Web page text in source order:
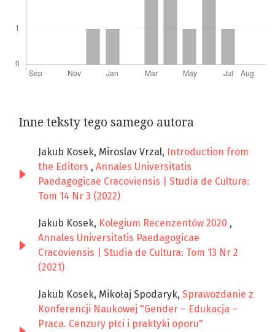
Inne teksty tego samego autora
Jakub Kosek, Miroslav Vrzal,
Introduction from
the Editors , Annales Universitatis
Paedagogicae Cracoviensis | Studia de Cultura:
Tom 14 Nr 3 (2022)
Jakub Kosek, Kolegium Recenzentów 2020 ,
Annales Universitatis Paedagogicae
Cracoviensis | Studia de Cultura: Tom 13 Nr 2
(2021)
Jakub Kosek, Mikołaj Spodaryk, Sprawozdanie z
Konferencji Naukowej "Gender – Edukacja –
Praca. Cenzury płci i praktyki oporu"